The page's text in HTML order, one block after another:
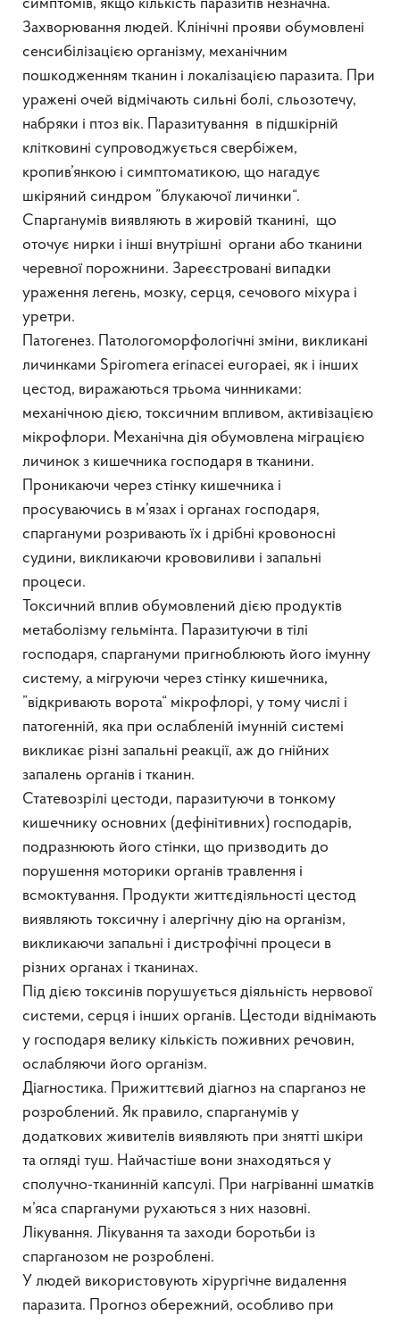
симптомів, якщо кількість паразитів незначна.
Захворювання людей. Клінічні прояви обумовлені
сенсибілізацією організму, механічним
пошкодженням тканин і локалізацією паразита. При
уражені очей відмічають сильні болі, сльозотечу,
набряки і птоз вік. Паразитування в підшкірній
клітковині супроводжується свербіжем,
кропив’янкою і симптоматикою, що нагадує
шкіряний синдром ”блукаючої личинки“.
Спарганумів виявляють в жировій тканині, що
оточує нирки і інші внутрішні органи або тканини
черевної порожнини. Зареєстровані випадки
ураження легень, мозку, серця, сечового міхура і
уретри.
Патогенез. Патологоморфологічні зміни, викликані
личинками Spiromera erinacei europaei, як і інших
цестод, виражаються трьома чинниками:
механічною дією, токсичним впливом, активізацією
мікрофлори. Механічна дія обумовлена міграцією
личинок з кишечника господаря в тканини.
Проникаючи через стінку кишечника і
просуваючись в м’язах і органах господаря,
спаргануми розривають їх і дрібні кровоносні
судини, викликаючи крововиливи і запальні
процеси.
Токсичний вплив обумовлений дією продуктів
метаболізму гельмінта. Паразитуючи в тілі
господаря, спаргануми пригноблюють його імунну
систему, а мігруючи через стінку кишечника,
”відкривають ворота“ мікрофлорі, у тому числі і
патогенній, яка при ослабленій імунній системі
викликає різні запальні реакції, аж до гнійних
запалень органів і тканин.
Статевозрілі цестоди, паразитуючи в тонкому
кишечнику основних (дефінітивних) господарів,
подразнюють його стінки, що призводить до
порушення моторики органів травлення і
всмоктування. Продукти життєдіяльності цестод
виявляють токсичну і алергічну дію на організм,
викликаючи запальні і дистрофічні процеси в
різних органах і тканинах.
Під дією токсинів порушується діяльність нервової
системи, серця і інших органів. Цестоди віднімають
у господаря велику кількість поживних речовин,
ослабляючи його організм.
Діагностика. Прижиттєвий діагноз на спарганоз не
розроблений. Як правило, спарганумів у
додаткових живителів виявляють при знятті шкіри
та огляді туш. Найчастіше вони знаходяться у
сполучно-тканинній капсулі. При нагріванні шматків
м’яса спаргануми рухаються з них назовні.
Лікування. Лікування та заходи боротьби із
спарганозом не розроблені.
У людей використовують хірургічне видалення
паразита. Прогноз обережний, особливо при